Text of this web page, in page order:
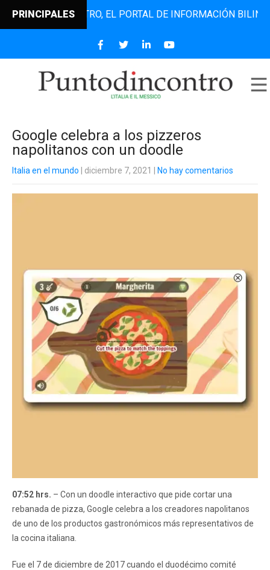
PRINCIPALES EL PORTAL DE INFORMACIÓN BILINGÜE
Google celebra a los pizzeros
napolitanos con un doodle
Italia en el mundo | diciembre 7, 2021 No hay comentarios
07:52 hrs. – Con un doodle interactivo que pide cortar una
rebanada de pizza, Google celebra a los creadores napolitanos
de uno de los productos gastronómicos más representativos de
la cocina italiana.
Fue el 7 de diciembre de 2017 cuando el duodécimo comité